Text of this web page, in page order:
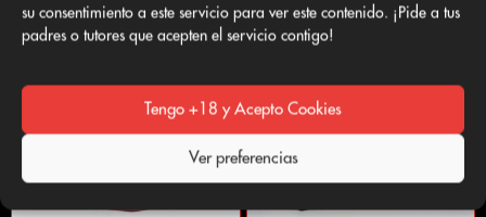
su consentimiento a este servicio para ver este contenido. ¡Pide a tus
padres o tutores que acepten el servicio contigo!
Tengo +18 y Acepto Cookies
Ver preferencias